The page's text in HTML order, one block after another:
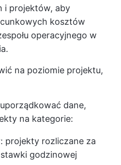
i projektów, aby
kosztów
operacyjnego w
na poziomie projektu,
dane,
na kategorie:
: projekty rozliczane za
godzinowej